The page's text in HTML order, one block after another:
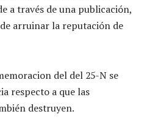
a través de una publicación,
arruinar la reputación de
del del 25-N se
respecto a que las
destruyen.